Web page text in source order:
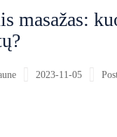
2023-11-05
masažas: